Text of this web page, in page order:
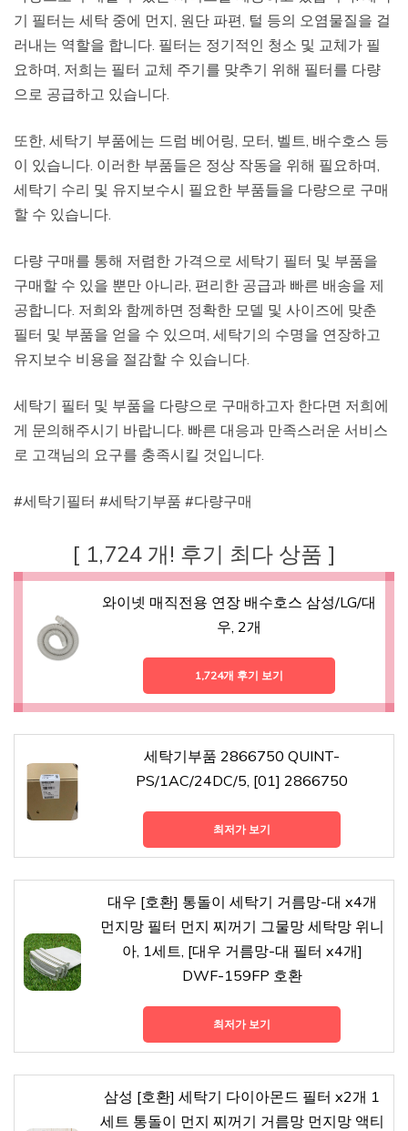
기 필터는 세탁 중에 먼지, 원단 파편, 털 등의 오염물질을 걸
러내는 역할을 합니다. 필터는 정기적인 청소 및 교체가 필
요하며, 저희는 필터 교체 주기를 맞추기 위해 필터를 다량
으로 공급하고 있습니다.
또한, 세탁기 부품에는 드럼 베어링, 모터, 벨트, 배수호스 등
이 있습니다. 이러한 부품들은 정상 작동을 위해 필요하며,
세탁기 수리 및 유지보수시 필요한 부품들을 다량으로 구매
할 수 있습니다.
다량 구매를 통해 저렴한 가격으로 세탁기 필터 및 부품을
구매할 수 있을 뿐만 아니라, 편리한 공급과 빠른 배송을 제
공합니다. 저희와 함께하면 정확한 모델 및 사이즈에 맞춘
필터 및 부품을 얻을 수 있으며, 세탁기의 수명을 연장하고
유지보수 비용을 절감할 수 있습니다.
세탁기 필터 및 부품을 다량으로 구매하고자 한다면 저희에
게 문의해주시기 바랍니다. 빠른 대응과 만족스러운 서비스
로 고객님의 요구를 충족시킬 것입니다.
#세탁기필터 #세탁기부품 #다량구매
[ 1,724 개! 후기 최다 상품 ]
와이넷 매직전용 연장 배수호스 삼성/LG/대
우, 2개
1,724개 후기 보기
세탁기부품 2866750 QUINT-
PS/1AC/24DC/5, [01] 2866750
최저가 보기
대우 [호환] 통돌이 세탁기 거름망-대 x4개
먼지망 필터 먼지 찌꺼기 그물망 세탁망 위니
아, 1세트, [대우 거름망-대 필터 x4개]
DWF-159FP 호환
최저가 보기
삼성 [호환] 세탁기 다이아몬드 필터 x2개 1
세트 통돌이 먼지 찌꺼기 거름망 먼지망 액티